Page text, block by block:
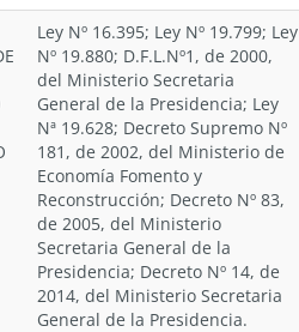
Ley Nº 16.395; Ley Nº 19.799; Ley
Nº 19.880; D.F.L.Nº1, de 2000,
del Ministerio Secretaria
General de la Presidencia; Ley
Nª 19.628; Decreto Supremo Nº
181, de 2002, del Ministerio de
Economía Fomento y
Reconstrucción; Decreto Nº 83,
de 2005, del Ministerio
Secretaria General de la
Presidencia; Decreto Nº 14, de
2014, del Ministerio Secretaria
General de la Presidencia.